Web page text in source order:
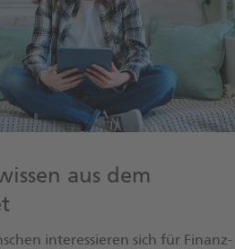
aus dem
interes­sieren sich für Finanz­